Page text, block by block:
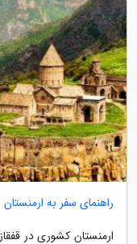
راهنمای سفر به ارمنستان
ارمنستان کشوری در